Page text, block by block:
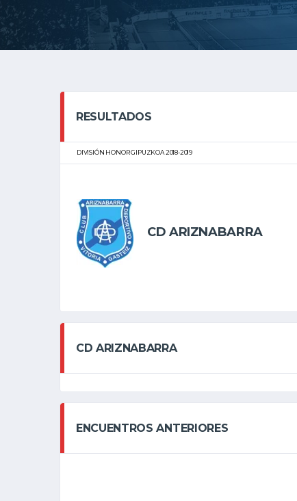
RESULTADOS
DIVISIÓN HONOR GIPUZKOA 2018-2019
CD ARIZNABARRA
CD ARIZNABARRA
ENCUENTROS ANTERIORES